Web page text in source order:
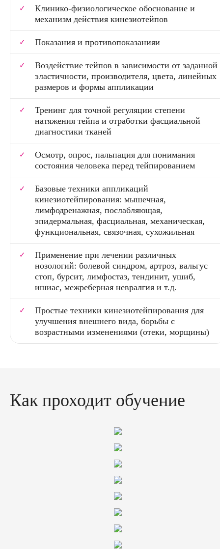
Клинико-физиологическое обоснование и
механизм действия кинезиотейпов
Показания и противопоказанияи
Воздействие тейпов в зависимости от заданной
эластичности, производителя, цвета, линейных
размеров и формы аппликации
Тренинг для точной регуляции степени
натяжения тейпа и отработки фасциальной
диагностики тканей
Осмотр, опрос, пальпация для понимания
состояния человека перед тейпированием
Базовые техники аппликаций
кинезиотейпирования: мышечная,
лимфодренажная, послабляющая,
эпидермальная, фасциальная, механическая,
функциональная, связочная, сухожильная
Применение при лечении различных
нозологий: болевой синдром, артроз, вальгус
стоп, бурсит, лимфостаз, тендинит, ушиб,
ишиас, межреберная невралгия и т.д.
Простые техники кинезиотейпирования для
улучшения внешнего вида, борьбы с
возрастными изменениями (отеки, морщины)
Как проходит обучение